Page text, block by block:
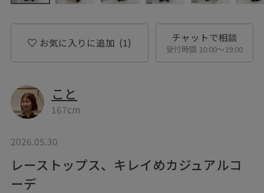
お気に入りに追加 (1) チャットで相談
受付時間 10:00〜19:00
こと
167cm
2026.05.30
レーストップス、キレイめカジュアルコ
ーデ